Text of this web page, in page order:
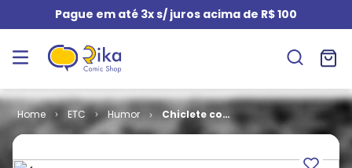
Pague em até 3x s/ juros acima de R$ 100
ETC Humor
Chiclete com
Histórica # 19